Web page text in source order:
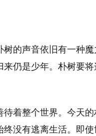
的声音依旧有一种
仍是少年。朴树要
着整个世界。今天
没有逃离生活。即